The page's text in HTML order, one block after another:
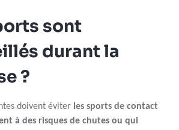
sont
durant la
?
doivent éviter les sports de contact
à des risques de chutes ou qui